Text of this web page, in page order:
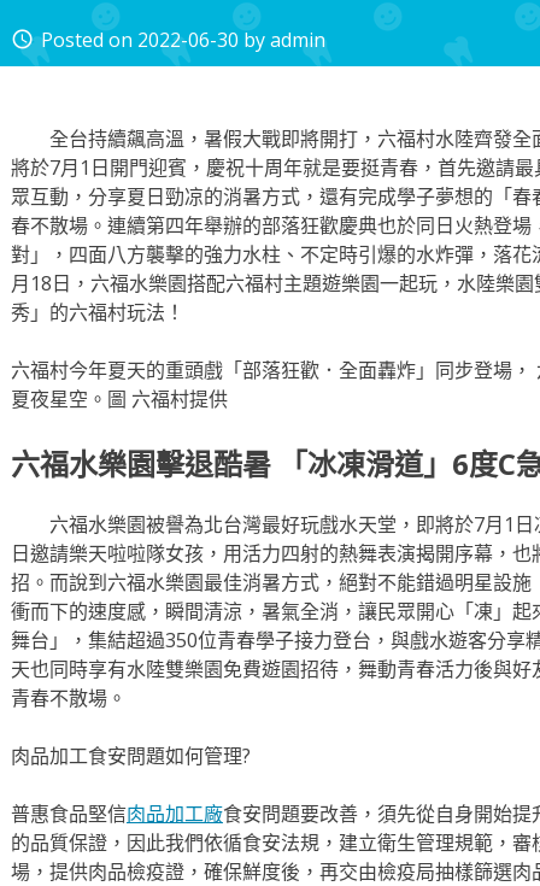
access_time Posted on 2022-06-30 byadmin
全台持續飆高溫，暑假大戰即將開打，六福村水陸齊發全
將於7月1日開門迎賓，慶祝十周年就是要挺青春，首先邀請
眾互動，分享夏日勁凉的消暑方式，還有完成學子夢想的「
春不散場。連續第四年舉辦的部落狂歡慶典也於同日火熱登
對」，四面八方襲擊的強力水柱、不定時引爆的水炸彈，落
月18日，六福水樂園搭配六福村主題遊樂園一起玩，水陸樂
秀」的六福村玩法！
六福村今年夏天的重頭戲「部落狂歡．全面轟炸」同步登場
夏夜星空。圖 六福村提供
六福水樂園擊退酷暑 「冰凍滑道」6度C
六福水樂園被譽為北台灣最好玩戲水天堂，即將於7月1日
日邀請樂天啦啦隊女孩，用活力四射的熱舞表演揭開序幕，
招。而說到六福水樂園最佳消暑方式，絕對不能錯過明星設
衝而下的速度感，瞬間清涼，暑氣全消，讓民眾開心「凍」
舞台」，集結超過350位青春學子接力登台，與戲水遊客分享
天也同時享有水陸雙樂園免費遊園招待，舞動青春活力後與
青春不散場。
肉品加工食安問題如何管理?
普惠食品堅信肉品加工廠食安問題要改善，須先從自身開始
的品質保證，因此我們依循食安法規，建立衛生管理規範，
場，提供肉品檢疫證，確保鮮度後，再交由檢疫局抽樣篩選肉